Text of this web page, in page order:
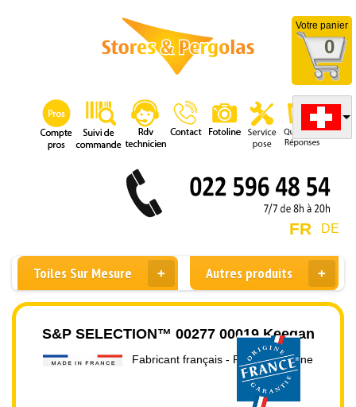
Votre panier
0
DE
FR
Toiles Sur Mesure Autres produits
S&P SELECTION™ 00277 00019 Keegan
Fabricant français - Prix direct usine